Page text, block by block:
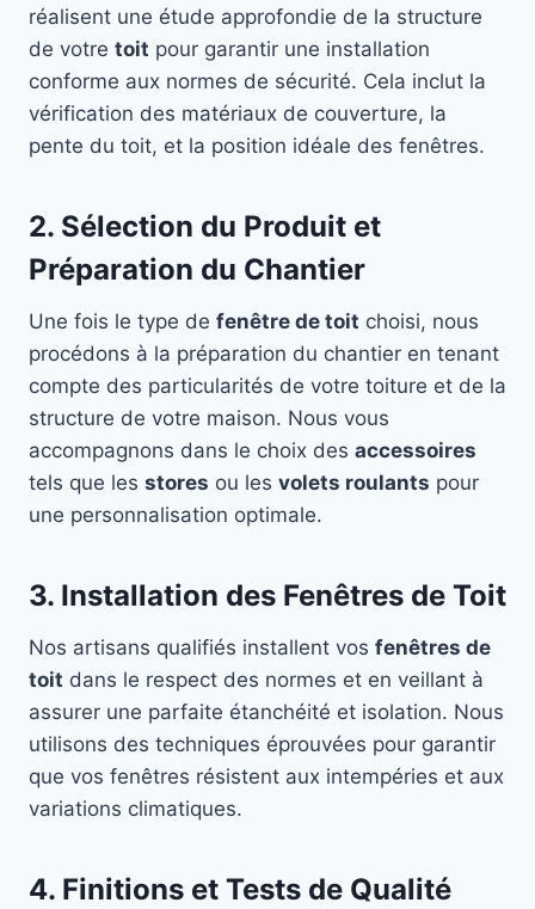
réalisent une étude approfondie de la structure
de votre toit pour garantir une installation
conforme aux normes de sécurité. Cela inclut la
vérification des matériaux de couverture, la
pente du toit, et la position idéale des fenêtres.
2. Sélection du Produit et
Préparation du Chantier
Une fois le type de fenêtre de toit choisi, nous
procédons à la préparation du chantier en tenant
compte des particularités de votre toiture et de la
structure de votre maison. Nous vous
accompagnons dans le choix des accessoires
tels que les stores ou les volets roulants pour
une personnalisation optimale.
3. Installation des Fenêtres de Toit
Nos artisans qualifiés installent vos fenêtres de
toit dans le respect des normes et en veillant à
assurer une parfaite étanchéité et isolation. Nous
utilisons des techniques éprouvées pour garantir
que vos fenêtres résistent aux intempéries et aux
variations climatiques.
4. Finitions et Tests de Qualité